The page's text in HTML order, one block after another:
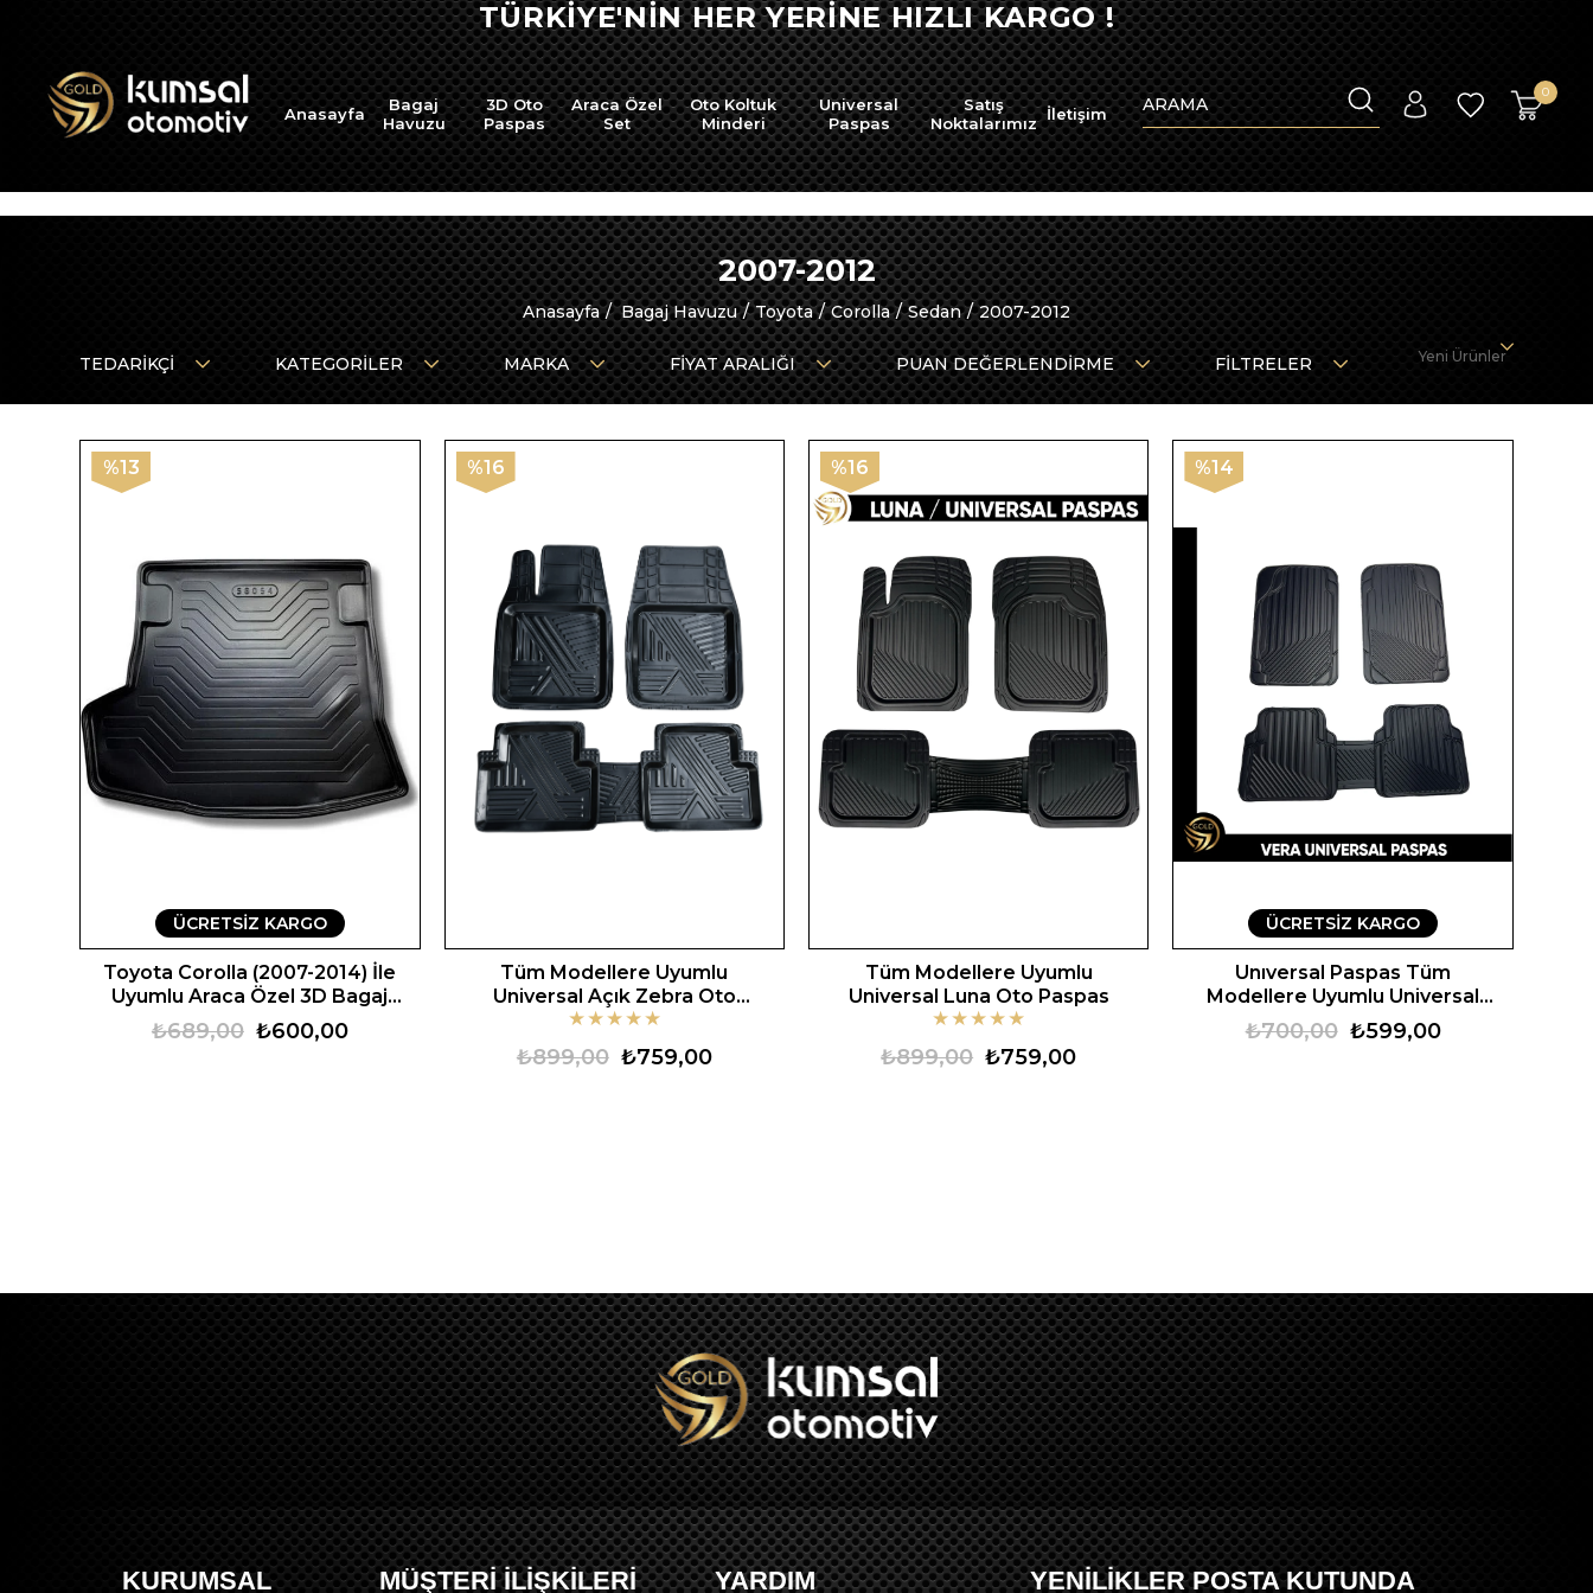
TÜRKİYE'NİN HER YERİNE HIZLI KARGO !
Anasayfa
Bagaj
Havuzu
3D Oto
Paspas
Araca Özel
Set
Oto Koltuk
Minderi
Universal
Paspas
Satış
Noktalarımız İletişim
0
2007-2012
Anasayfa Bagaj Havuzu Toyota Corolla Sedan 2007-2012
TEDARIKÇI KATEGORILER MARKA FIYAT ARALIĞI PUAN DEĞERLENDIRME FILTRELER Yeni Ürünler
Toyota Corolla (2007-2014) İle
Uyumlu Araca Özel 3D Bagaj
Havuzu₺600,00
₺689,00
%13
ÜCRETSIZ KARGO
Tüm Modellere Uyumlu
Universal Açık Zebra Oto
Paspas
★★★★★
₺759,00
₺899,00
%16
Tüm Modellere Uyumlu
Universal Luna Oto Paspas
★★★★★
₺759,00
₺899,00
%16
Unıversal Paspas Tüm
Modellere Uyumlu Universal
Vera Oto Paspas
₺599,00
₺700,00
%14
ÜCRETSIZ KARGO
KURUMSAL MÜŞTERİ İLİŞKİLERİ YARDIM YENİLİKLER POSTA KUTUNDA